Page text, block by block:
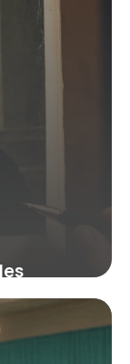
œuvres